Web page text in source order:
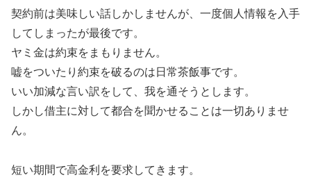
契約前は美味しい話しかしませんが、一度個人情報を入手
してしまったが最後です。
ヤミ金は約束をまもりません。
嘘をついたり約束を破るのは日常茶飯事です。
いい加減な言い訳をして、我を通そうとします。
しかし借主に対して都合を聞かせることは一切ありませ
ん。
短い期間で高金利を要求してきます。